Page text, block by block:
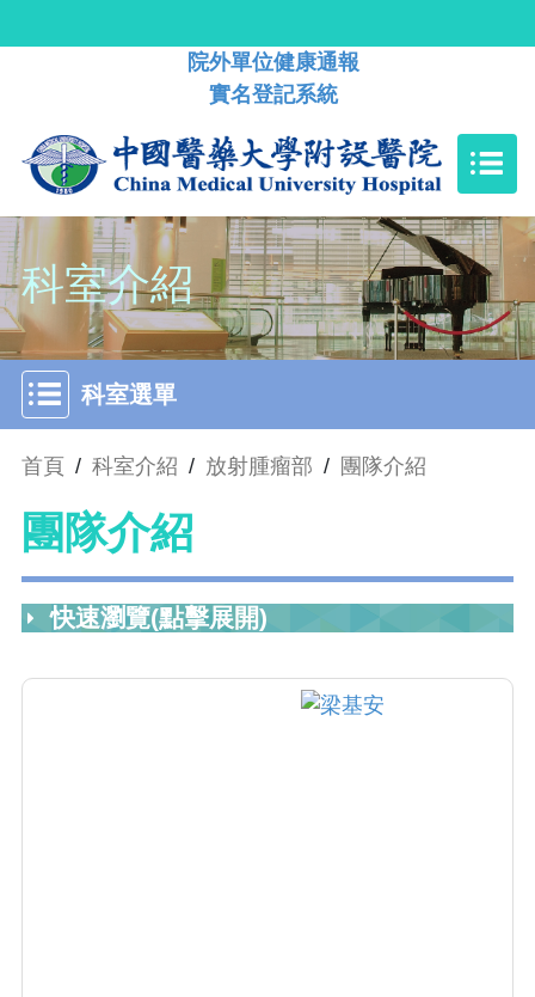
院外單位健康通報
實名登記系統
科室介紹
科室選單
首頁 / 科室介紹 / 放射腫瘤部 / 團隊介紹
團隊介紹
快速瀏覽(點擊展開)